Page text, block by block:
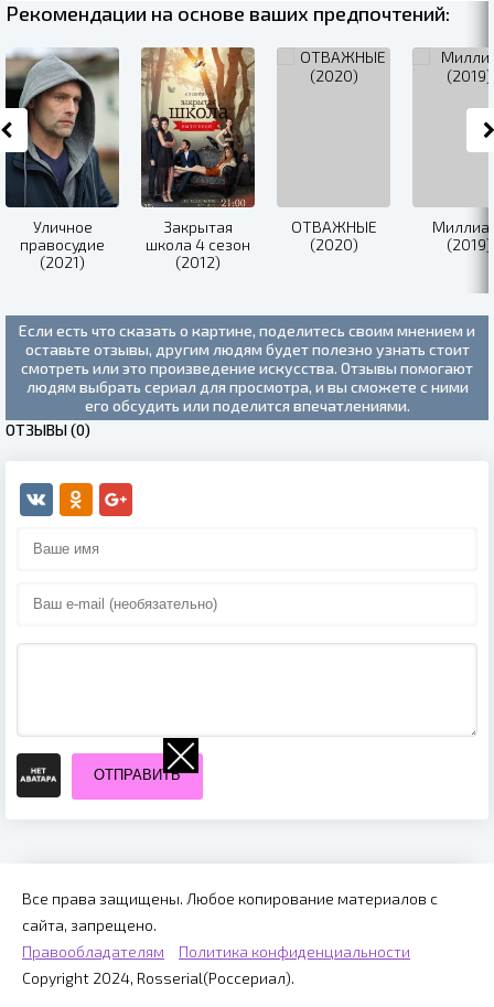
Рекомендации на основе ваших предпочтений:
Уличное
правосудие
(2021)
Закрытая
школа 4 сезон
(2012)
ОТВАЖНЫЕ
(2020)
(2019)
Если есть что сказать о картине, поделитесь своим мнением и
оставьте отзывы, другим людям будет полезно узнать стоит
смотреть или это произведение искусства. Отзывы помогают
людям выбрать сериал для просмотра, и вы сможете с ними
его обсудить или поделится впечатлениями.
ОТЗЫВЫ (0)
ОТПРАВИТЬ
Все права защищены. Любое копирование материалов с
сайта, запрещено.
Правообладателям
Политика конфиденциальности
Copyright 2024, Rosserial(Россериал).